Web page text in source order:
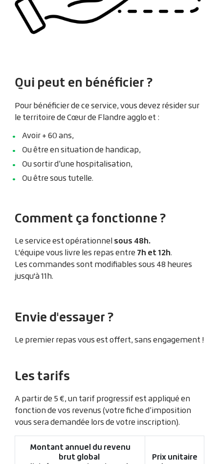
Qui peut en bénéficier ?
Pour bénéficier de ce service, vous devez résider sur
le territoire de Cœur de Flandre agglo et :
Avoir + 60 ans,
Ou être en situation de handicap,
Ou sortir d’une hospitalisation,
Ou être sous tutelle.
Comment ça fonctionne ?
Le service est opérationnelsous 48h.
L'équipe vous livre les repas entre7h et 12h.
Les commandes sont modifiables sous 48 heures
jusqu'à 11h.
Envie d'essayer ?
Le premier repas vous est offert, sans engagement !
Les tarifs
A partir de 5 €, un tarif progressif est appliqué en
fonction de vos revenus (votre fiche d’imposition
vous sera demandée lors de votre inscription).
Montant annuel du revenu
brut global Prix unitaire